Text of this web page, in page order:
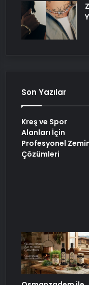
Son Yazılar
Kreş ve Spor
Alanları İçin
Profesyonel
Çözümleri